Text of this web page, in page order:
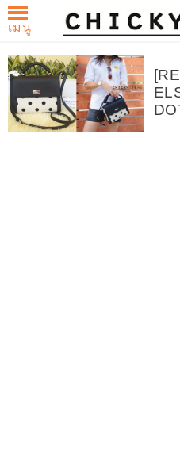
เมนู
บทความและรีวิว
Michael Kors,
brandname สำ
Skip
to
content